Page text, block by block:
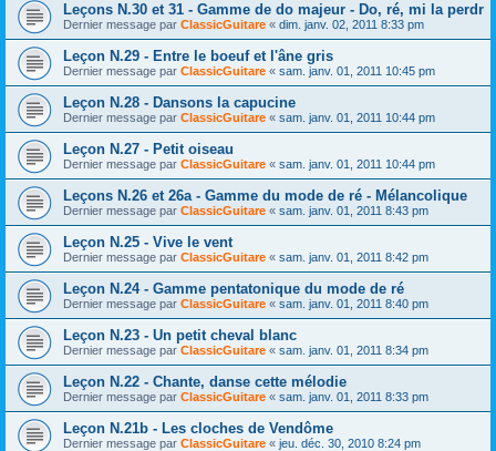
Leçons N.30 et 31 - Gamme de do majeur - Do, ré, mi la perdr
Dernier message par ClassicGuitare « dim. janv. 02, 2011 8:33 pm
Leçon N.29 - Entre le boeuf et l'âne gris
Dernier message par ClassicGuitare « sam. janv. 01, 2011 10:45 pm
Leçon N.28 - Dansons la capucine
Dernier message par ClassicGuitare « sam. janv. 01, 2011 10:44 pm
Leçon N.27 - Petit oiseau
Dernier message par ClassicGuitare « sam. janv. 01, 2011 10:44 pm
Leçons N.26 et 26a - Gamme du mode de ré - Mélancolique
Dernier message par ClassicGuitare « sam. janv. 01, 2011 8:43 pm
Leçon N.25 - Vive le vent
Dernier message par ClassicGuitare « sam. janv. 01, 2011 8:42 pm
Leçon N.24 - Gamme pentatonique du mode de ré
Dernier message par ClassicGuitare « sam. janv. 01, 2011 8:40 pm
Leçon N.23 - Un petit cheval blanc
Dernier message par ClassicGuitare « sam. janv. 01, 2011 8:34 pm
Leçon N.22 - Chante, danse cette mélodie
Dernier message par ClassicGuitare « sam. janv. 01, 2011 8:33 pm
Leçon N.21b - Les cloches de Vendôme
Dernier message par ClassicGuitare « jeu. déc. 30, 2010 8:24 pm